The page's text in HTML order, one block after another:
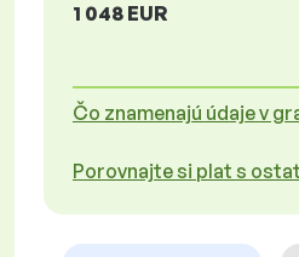
1 048 EUR
Čo znamenajú údaje v
Porovnajte si plat s